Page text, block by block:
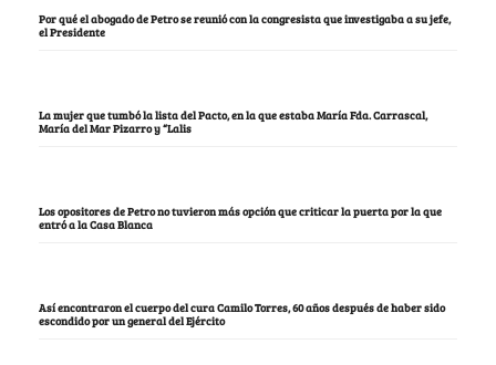
Por qué el abogado de Petro se reunió con la congresista que investigaba a su jefe,
el Presidente
La mujer que tumbó la lista del Pacto, en la que estaba María Fda. Carrascal,
María del Mar Pizarro y “Lalis
Los opositores de Petro no tuvieron más opción que criticar la puerta por la que
entró a la Casa Blanca
Así encontraron el cuerpo del cura Camilo Torres, 60 años después de haber sido
escondido por un general del Ejército